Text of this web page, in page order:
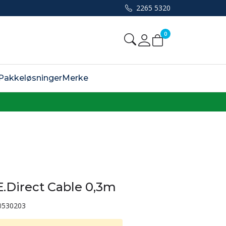
2265 5320
Mine sider
0
Merke
Cable 0,3m